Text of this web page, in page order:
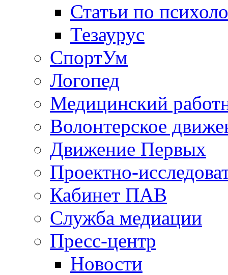
Статьи по
Тезаурус
СпортУм
Логопед
Медицинский
Волонтерское
Движение Первых
Проектно-
Кабинет ПАВ
Служба медиации
Пресс-центр
Новости